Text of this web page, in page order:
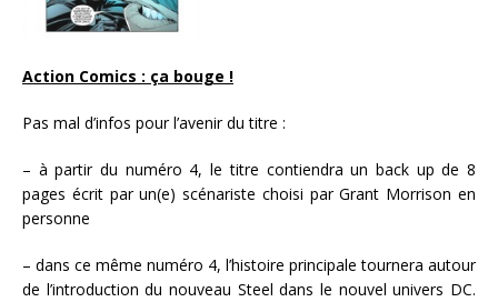
Action Comics : ça bouge !
Pas mal d’infos pour l’avenir du titre :
– à partir du numéro 4, le titre contiendra un back up de 8
pages écrit par un(e) scénariste choisi par Grant Morrison en
personne
– dans ce même numéro 4, l’histoire principale tournera autour
de l’introduction du nouveau Steel dans le nouvel univers DC.